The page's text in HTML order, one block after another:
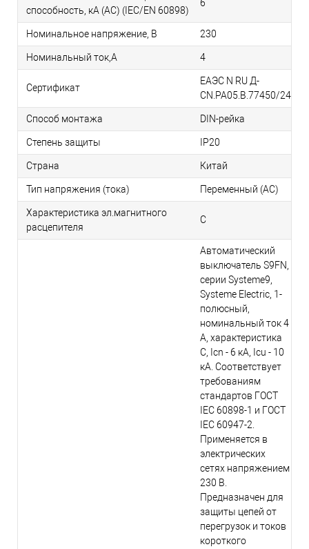
способность, кA (AC) (IEC/EN 60898)
6
Номинальное напряжение, В 230
Номинальный ток,А 4
Сертификат
ЕАЭС N RU Д-
CN.РА05.В.77450/24
Способ монтажа DIN-рейка
Степень защиты IP20
Страна Китай
Тип напряжения (тока) Переменный (AC)
Характеристика эл.магнитного
расцепителя
C
Автоматический
выключатель S9FN,
серии Systeme9,
Systeme Electric, 1-
полюсный,
номинальный ток 4
А, характеристика
C, Icn - 6 кА, Icu - 10
кА. Соответствует
требованиям
стандартов ГОСТ
IEC 60898-1 и ГОСТ
IEC 60947-2.
Применяется в
электрических
сетях напряжением
230 В.
Предназначен для
защиты цепей от
перегрузок и токов
короткого